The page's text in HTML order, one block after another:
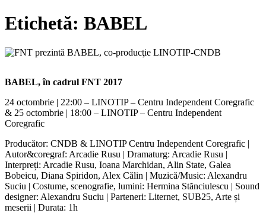
Etichetă: BABEL
BABEL, în cadrul FNT 2017
24 octombrie | 22:00 – LINOTIP – Centru Independent Coregrafic
& 25 octombrie | 18:00 – LINOTIP – Centru Independent
Coregrafic
Producător: CNDB & LINOTIP Centru Independent Coregrafic |
Autor&coregraf: Arcadie Rusu | Dramaturg: Arcadie Rusu |
Interpreți: Arcadie Rusu, Ioana Marchidan, Alin State, Galea
Bobeicu, Diana Spiridon, Alex Călin | Muzică/Music: Alexandru
Suciu | Costume, scenografie, lumini: Hermina Stănciulescu | Sound
designer: Alexandru Suciu | Parteneri: Liternet, SUB25, Arte și
meserii | Durata: 1h